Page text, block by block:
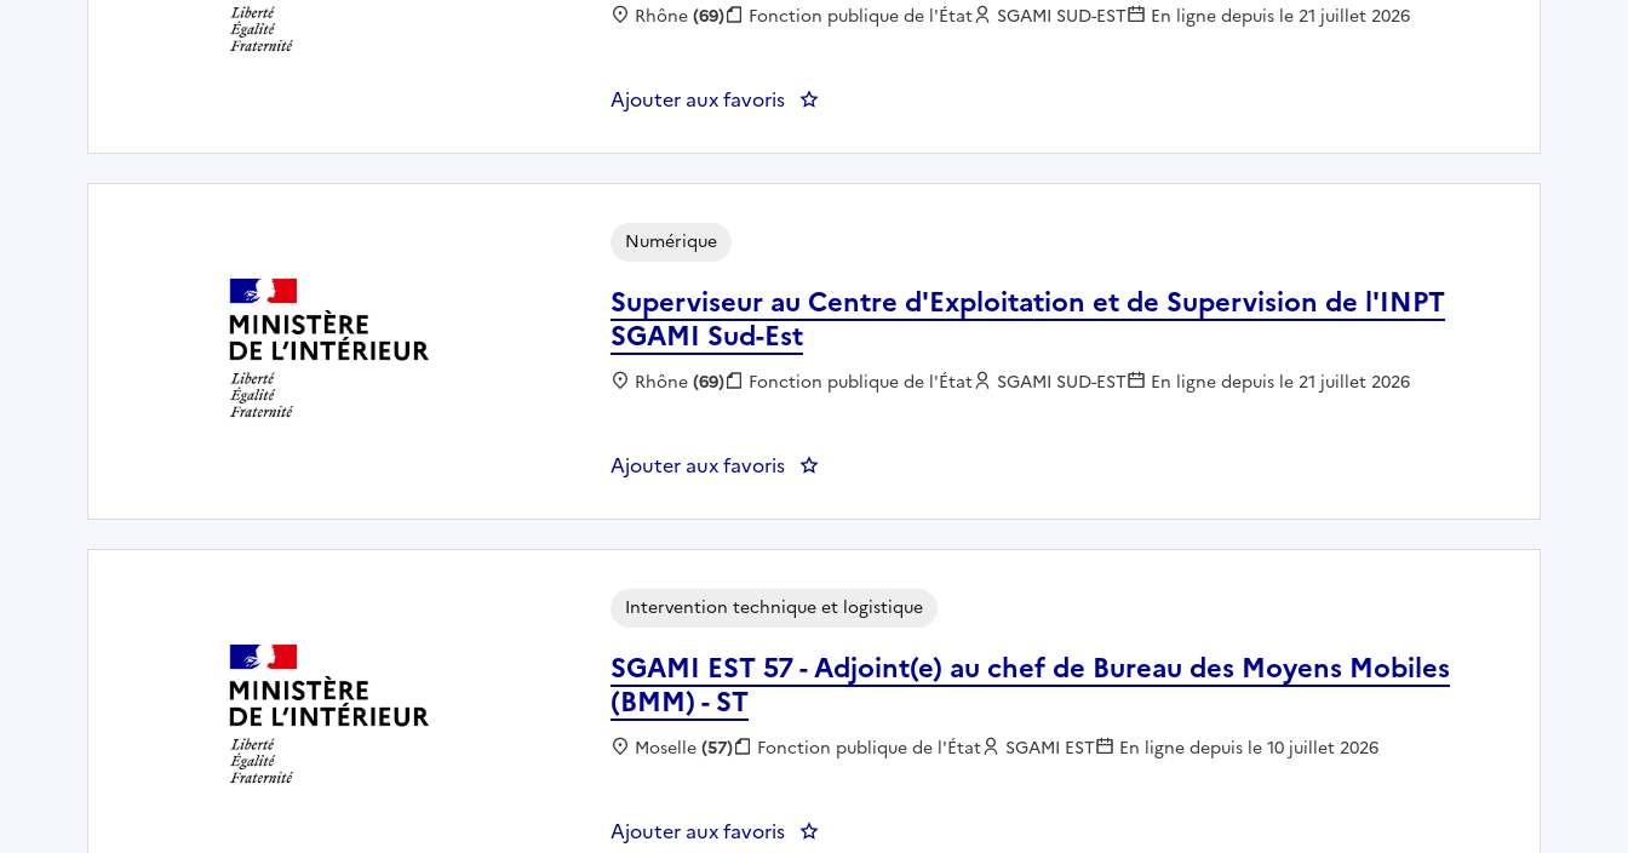
Localisation :
Rhône(69) Fonction publique :
Fonction publique de l'État Employeur :
SGAMI SUD-EST En ligne depuis le 21 juillet 2026
Ajouter aux favoris : Superviseur au Centre d'Exploitation et de Supervision de l'INPT SGAMI Sud-Est
Superviseur au Centre d'Exploitation et de Supervision de l'INPT
SGAMI Sud-Est
Numérique
Localisation :
Rhône(69) Fonction publique :
Fonction publique de l'État Employeur :
SGAMI SUD-EST En ligne depuis le 21 juillet 2026
Ajouter aux favoris : Superviseur au Centre d'Exploitation et de Supervision de l'INPT SGAMI Sud-Est
SGAMI EST 57 - Adjoint(e) au chef de Bureau des Moyens Mobiles
(BMM) - ST
Intervention technique et logistique
Localisation :
Moselle(57) Fonction publique :
Fonction publique de l'État Employeur :
SGAMI EST En ligne depuis le 10 juillet 2026
Ajouter aux favoris : SGAMI EST 57 - Adjoint(e) au chef de Bureau des Moyens Mobiles (BMM) - ST